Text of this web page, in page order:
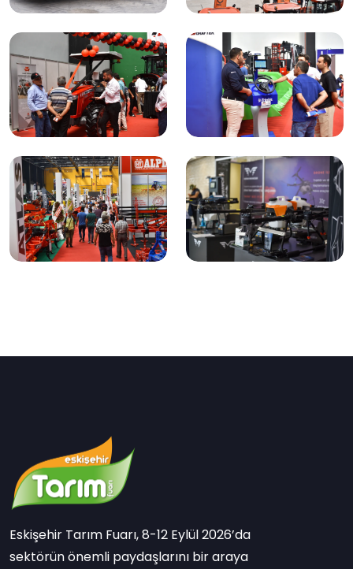
Eskişehir Tarım Fuarı, 8-12 Eylül 2026’da
sektörün önemli paydaşlarını bir araya